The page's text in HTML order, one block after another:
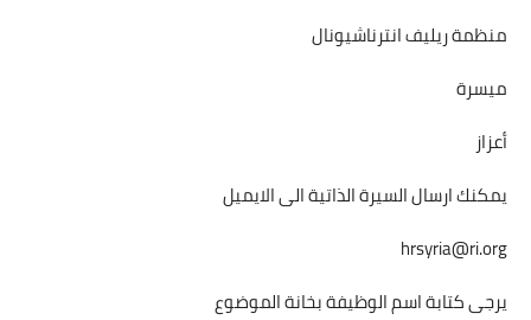
منظمة ريليف انترناشيونال
ميسرة
أعزاز
يمكنك ارسال السيرة الذاتية الى الايميل
hrsyria@ri.org
يرجى كتابة اسم الوظيفة بخانة الموضوع